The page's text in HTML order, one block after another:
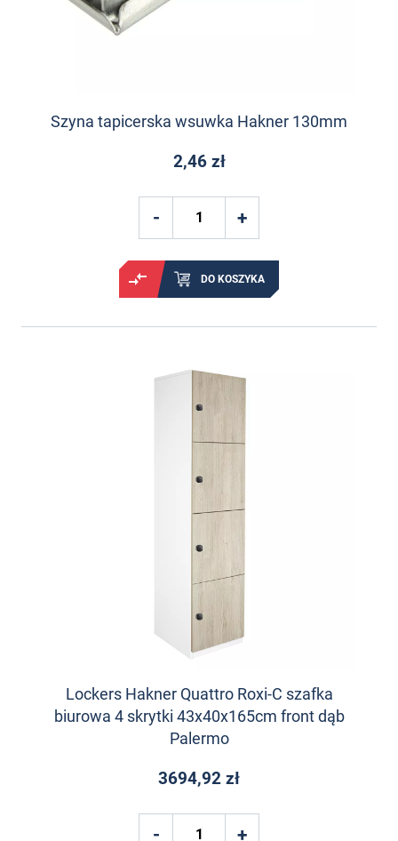
Szyna tapicerska wsuwka Hakner 130mm
2,46 zł
DO KOSZYKA
Lockers Hakner Quattro Roxi-C szafka
biurowa 4 skrytki 43x40x165cm front dąb
Palermo
3694,92 zł